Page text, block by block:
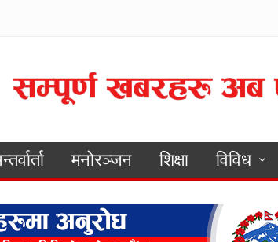
मनोरञ्जन शिक्षा
विविध